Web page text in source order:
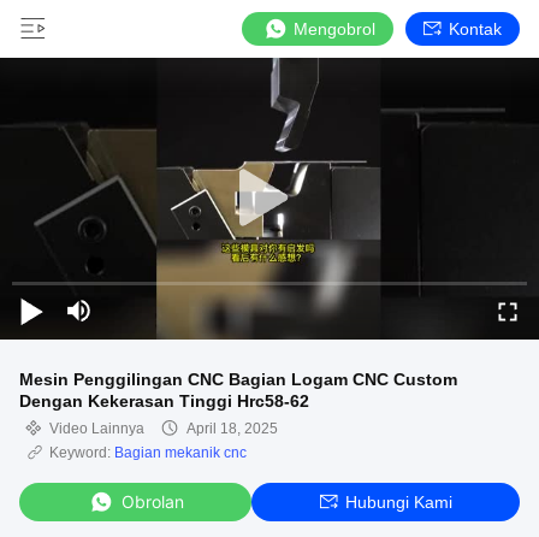
Mengobrol Kontak
Mesin Penggilingan CNC Bagian Logam CNC Custom
Dengan Kekerasan Tinggi Hrc58-62
Video Lainnya
April 18, 2025
Keyword: Bagian mekanik cnc
Obrolan Hubungi Kami